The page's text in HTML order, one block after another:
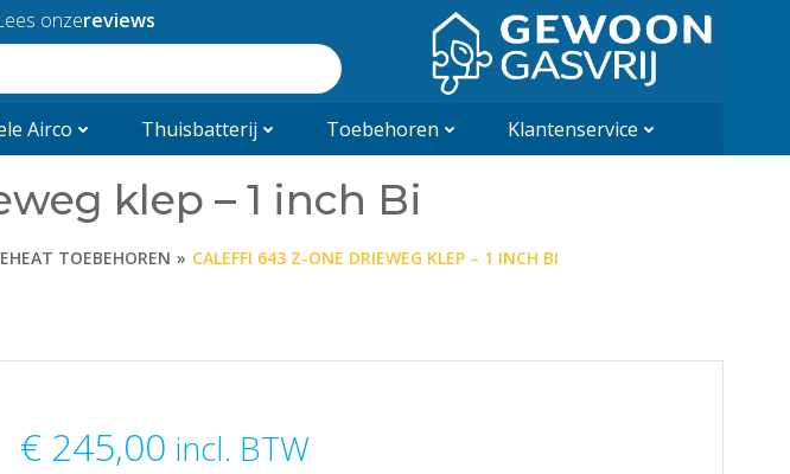
onzereviews
Airco Thuisbatterij Toebehoren Klantenservice
klep – 1 inch Bi
TOEBEHOREN CALEFFI 643 Z-ONE DRIEWEG KLEP – 1 INCH BI
€245,00 incl. BTW